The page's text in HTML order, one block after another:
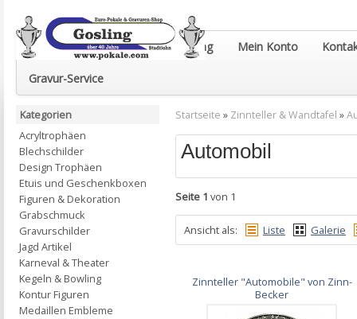
Euro-Pokale & Gravur-Shop Gosling Mein Konto
Gravur-Service
Startseite » Zinnteller & Wandtafel »
Automobil
Seite 1 von 1
Ansicht als: Liste Galerie
Zinnteller "Automobile" von Zinn-
Becker
Kategorien
Acryltrophäen
Blechschilder
Design Trophäen
Etuis und Geschenkboxen
Figuren & Dekoration
Grabschmuck
Gravurschilder
Jagd Artikel
Karneval & Theater
Kegeln & Bowling
Kontur Figuren
Medaillen Embleme